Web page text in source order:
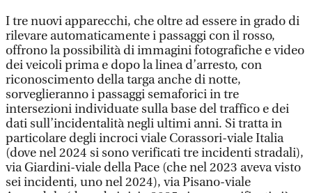
I tre nuovi apparecchi, che oltre ad essere in grado di
rilevare automaticamente i passaggi con il rosso,
offrono la possibilità di immagini fotografiche e video
dei veicoli prima e dopo la linea d’arresto, con
riconoscimento della targa anche di notte,
sorveglieranno i passaggi semaforici in tre
intersezioni individuate sulla base del traffico e dei
dati sull’incidentalità negli ultimi anni. Si tratta in
particolare degli incroci viale Corassori-viale Italia
(dove nel 2024 si sono verificati tre incidenti stradali),
via Giardini-viale della Pace (che nel 2023 aveva visto
sei incidenti, uno nel 2024), via Pisano-viale